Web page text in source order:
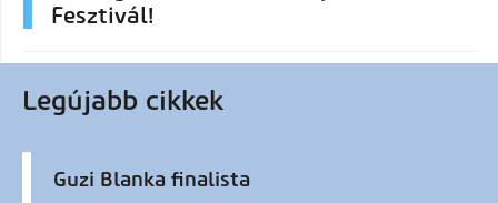
Fesztivál!
Legújabb cikkek
Guzi Blanka finalista